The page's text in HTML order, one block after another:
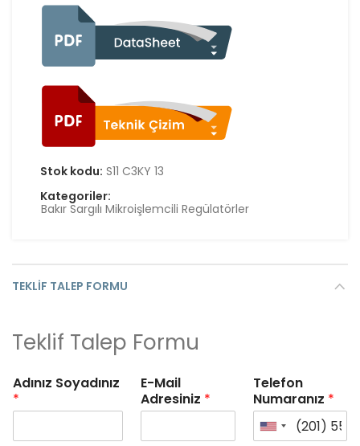
Stok kodu: S11 C3KY 13
Kategoriler:
Bakır Sargılı Mikroişlemcili Regülatörler
TEKLIF TALEP FORMU
Teklif Talep Formu
Adınız Soyadınız
*
E-Mail
Adresiniz *
Telefon
Numaranız *